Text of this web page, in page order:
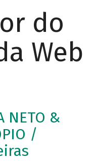
do
Web
NETO &
/